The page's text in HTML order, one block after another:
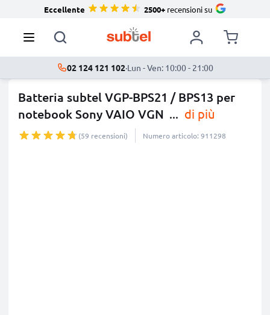
Eccellente 2500+recensioni su
02 124 121 102·Lun - Ven: 10:00 - 21:00
Batteria subtel VGP-BPS21 / BPS13 per
notebook Sony VAIO VGN ... di più
(59 recensioni) Numero articolo: 911298